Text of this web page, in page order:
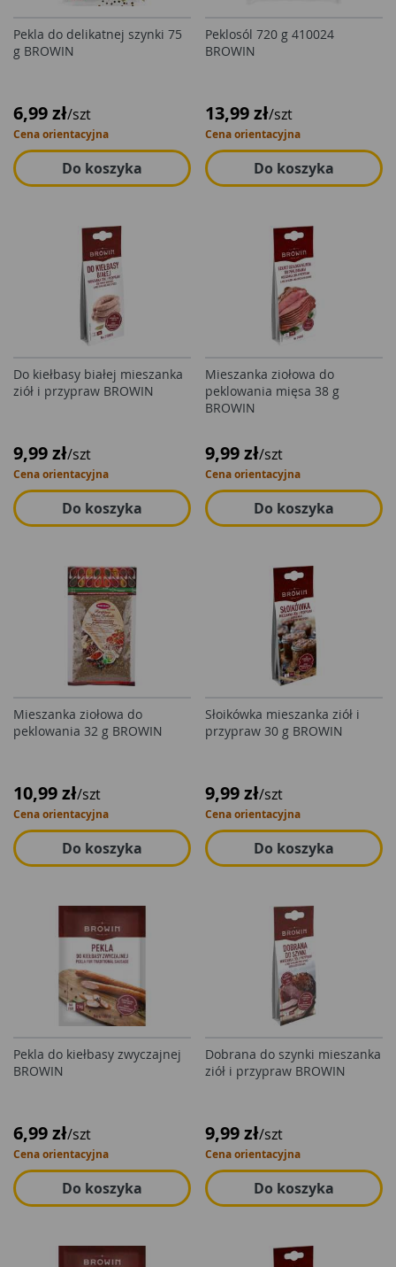
Pekla do delikatnej szynki 75
g BROWIN
6,99 zł/szt
Cena orientacyjna
Do koszyka
Peklosól 720 g 410024
BROWIN
13,99 zł/szt
Cena orientacyjna
Do koszyka
Do kiełbasy białej mieszanka
ziół i przypraw BROWIN
9,99 zł/szt
Cena orientacyjna
Do koszyka
Mieszanka ziołowa do
peklowania mięsa 38 g
BROWIN
9,99 zł/szt
Cena orientacyjna
Do koszyka
Mieszanka ziołowa do
peklowania 32 g BROWIN
10,99 zł/szt
Cena orientacyjna
Do koszyka
Słoikówka mieszanka ziół i
przypraw 30 g BROWIN
9,99 zł/szt
Cena orientacyjna
Do koszyka
Pekla do kiełbasy zwyczajnej
BROWIN
6,99 zł/szt
Cena orientacyjna
Do koszyka
Dobrana do szynki mieszanka
ziół i przypraw BROWIN
9,99 zł/szt
Cena orientacyjna
Do koszyka